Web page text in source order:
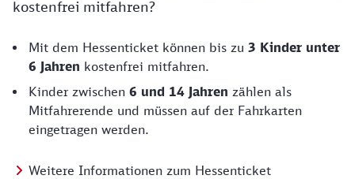
kostenfrei mitfahren?
Mit dem Hessenticket können bis zu 3 Kinder unter
6 Jahren kostenfrei mitfahren.
Kinder zwischen 6 und 14 Jahren zählen als
Mitfahrerende und müssen auf der Fahrkarten
eingetragen werden.
Weitere Informationen zum Hessenticket